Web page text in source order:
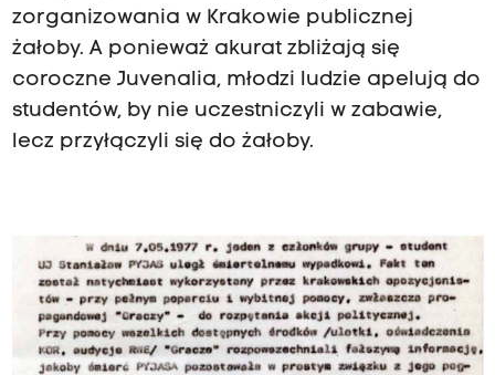
zorganizowania w Krakowie publicznej
żałoby. A ponieważ akurat zbliżają się
coroczne Juvenalia, młodzi ludzie apelują do
studentów, by nie uczestniczyli w zabawie,
lecz przyłączyli się do żałoby.